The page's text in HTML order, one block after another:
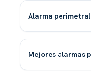
alarma
mejores alarmas